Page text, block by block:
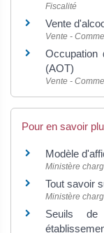
Fiscalité
Vente
Vente -
Occupation
(AOT)
Vente -
Pour en savoir
Modèle
Ministère
Tout savoir
Ministère
Seuils